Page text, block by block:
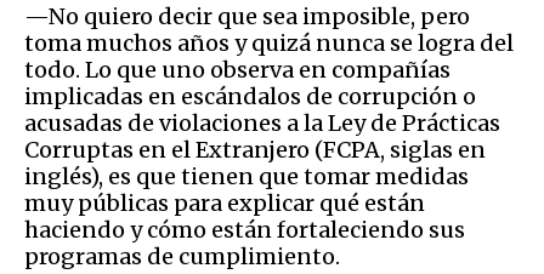
—No quiero decir que sea imposible, pero
toma muchos años y quizá nunca se logra del
todo. Lo que uno observa en compañías
implicadas en escándalos de corrupción o
acusadas de violaciones a la Ley de Prácticas
Corruptas en el Extranjero (FCPA, siglas en
inglés), es que tienen que tomar medidas
muy públicas para explicar qué están
haciendo y cómo están fortaleciendo sus
programas de cumplimiento.